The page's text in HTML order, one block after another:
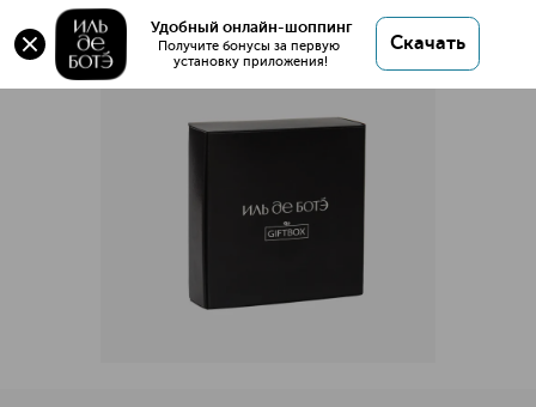
Удобный онлайн-шоппинг
Получите бонусы за первую
установку приложения!
Скачать
Оригинал 💯 GIFTBOX с 5-ю семплами купить в
интернет магазине ИЛЬ ДЕ БОТЭ с доставкой.